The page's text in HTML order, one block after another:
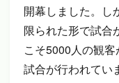
開幕しました。し
限られた形で試合
こそ5000人の観
試合が行われてい